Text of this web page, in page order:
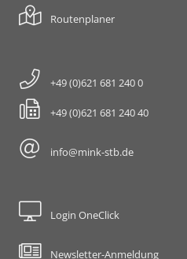
Routenplaner
+49 (0)621 681 240 0
+49 (0)621 681 240 40
info@mink-stb.de
Login OneClick
Newsletter-Anmeldung